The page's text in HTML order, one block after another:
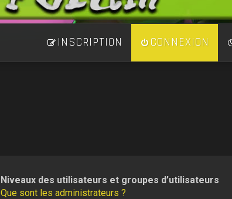
CONNEXION
INSCRIPTION
Niveaux des utilisateurs et groupes d’utilisateurs
Que sont les administrateurs ?